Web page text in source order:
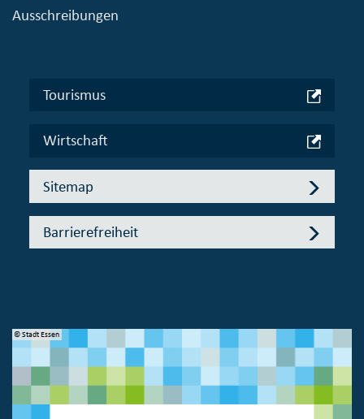
Ausschreibungen
Tourismus
Wirtschaft
Sitemap
Barrierefreiheit
© Stadt Essen